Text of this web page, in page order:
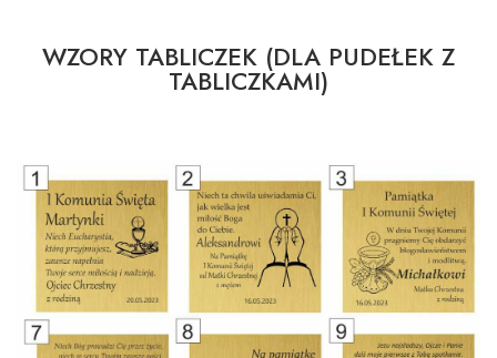
WZORY TABLICZEK (DLA PUDEŁEK Z
TABLICZKAMI)